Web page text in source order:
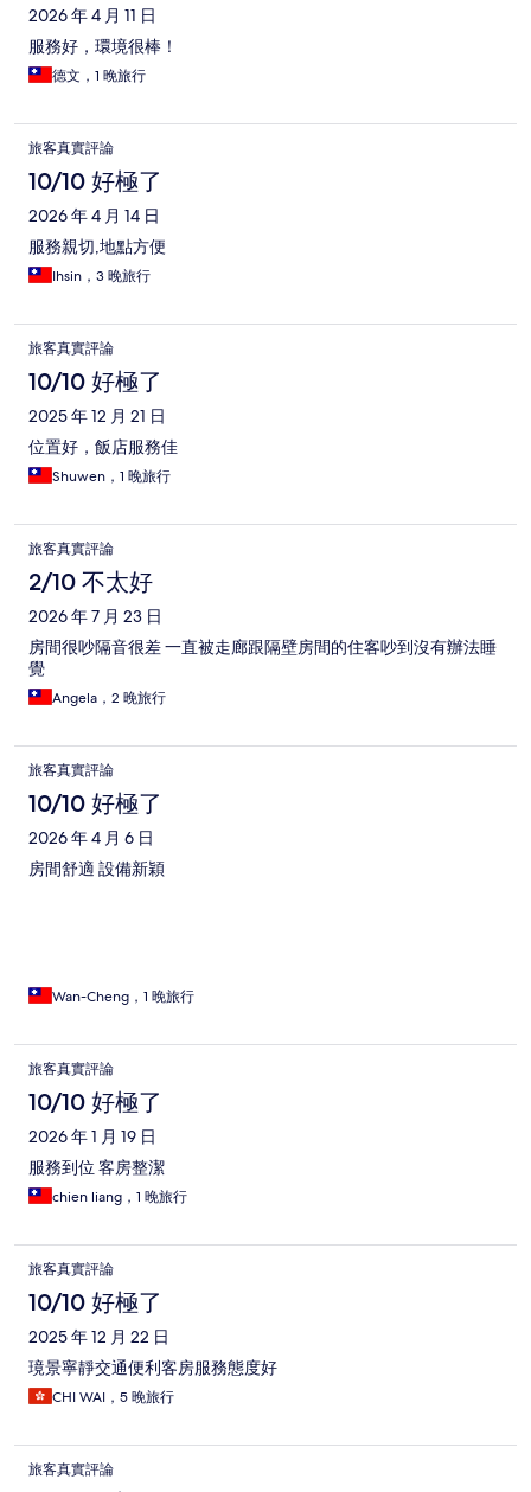
2026 年 4 月 11 日
服務好，環境很棒！
德文，1 晚旅行
旅客真實評論
10/10 好極了
2026 年 4 月 14 日
服務親切,地點方便
Ihsin，3 晚旅行
旅客真實評論
10/10 好極了
2025 年 12 月 21 日
位置好，飯店服務佳
Shuwen，1 晚旅行
旅客真實評論
2/10 不太好
2026 年 7 月 23 日
房間很吵隔音很差 一直被走廊跟隔壁房間的住客吵到沒有辦法睡
覺
Angela，2 晚旅行
旅客真實評論
10/10 好極了
2026 年 4 月 6 日
房間舒適 設備新穎
Wan-Cheng，1 晚旅行
旅客真實評論
10/10 好極了
2026 年 1 月 19 日
服務到位 客房整潔
chien liang，1 晚旅行
旅客真實評論
10/10 好極了
2025 年 12 月 22 日
璄景寧靜交通便利客房服務態度好
CHI WAI，5 晚旅行
旅客真實評論